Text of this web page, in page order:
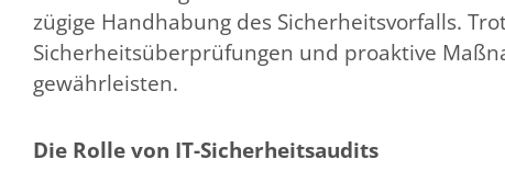
zügige Handhabung des Sicherheitsvorfalls.
Sicherheitsüberprüfungen und proaktive
gewährleisten​​​​​​.
Die Rolle von IT-Sicherheitsaudits